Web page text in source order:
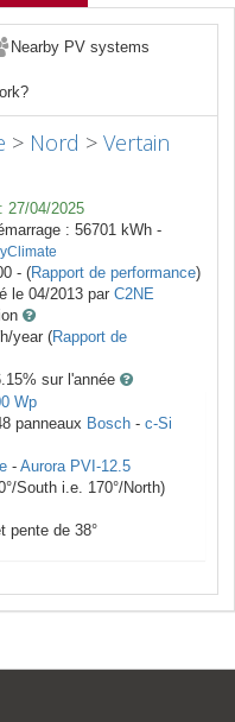
Nearby PV systems
> Nord >Vertain
27/04/2025
: 56701 kWh -
- (Rapport de performance)
le 04/2013 par C2NE
year (Rapport de
% sur l'année
Wp
panneaux Bosch - c-Si
- Aurora PVI-12.5
°/South i.e. 170°/North)
pente de 38°